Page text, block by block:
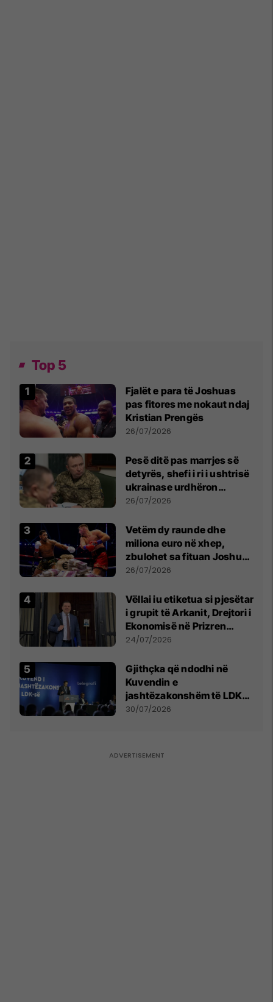
Top 5
Fjalët e para të Joshuas
pas fitores me nokaut ndaj
Kristian Prengës
26/07/2026
Pesë ditë pas marrjes së
detyrës, shefi i ri i ushtrisë
ukrainase urdhëron
kontroll të madh
26/07/2026
Vetëm dy raunde dhe
miliona euro në xhep,
zbulohet sa fituan Joshua
e Prenga
26/07/2026
Vëllai iu etiketua si pjesëtar
i grupit të Arkanit, Drejtori i
Ekonomisë në Prizren
mohon pretendimet
24/07/2026
Gjithçka që ndodhi në
Kuvendin e
jashtëzakonshëm të LDK-
së
30/07/2026